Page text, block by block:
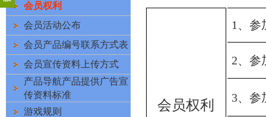
会员权利
会员活动公布
会员产品编号联系方式表
会员宣传资料上传方式
产品导航产品提供广告宣
传资料标准
游戏规则
会员权利
1 、参
2、参
3、参
客户服务热线
(8620)34704725